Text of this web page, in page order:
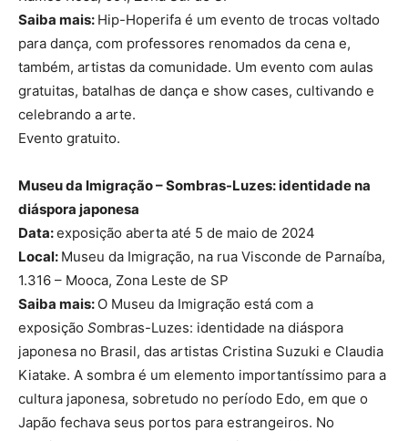
Saiba mais: Hip-Hoperifa é um evento de trocas voltado
para dança, com professores renomados da cena e,
também, artistas da comunidade. Um evento com aulas
gratuitas, batalhas de dança e show cases, cultivando e
celebrando a arte.
Evento gratuito.
Museu da Imigração – Sombras-Luzes: identidade na
diáspora japonesa
Data:exposição aberta até 5 de maio de 2024
Local: Museu da Imigração, na rua Visconde de Parnaíba,
1.316 – Mooca, Zona Leste de SP
Saiba mais: O Museu da Imigração está com a
exposição Sombras-Luzes: identidade na diáspora
japonesa no Brasil, das artistas Cristina Suzuki e Claudia
Kiatake. A sombra é um elemento importantíssimo para a
cultura japonesa, sobretudo no período Edo, em que o
Japão fechava seus portos para estrangeiros. No